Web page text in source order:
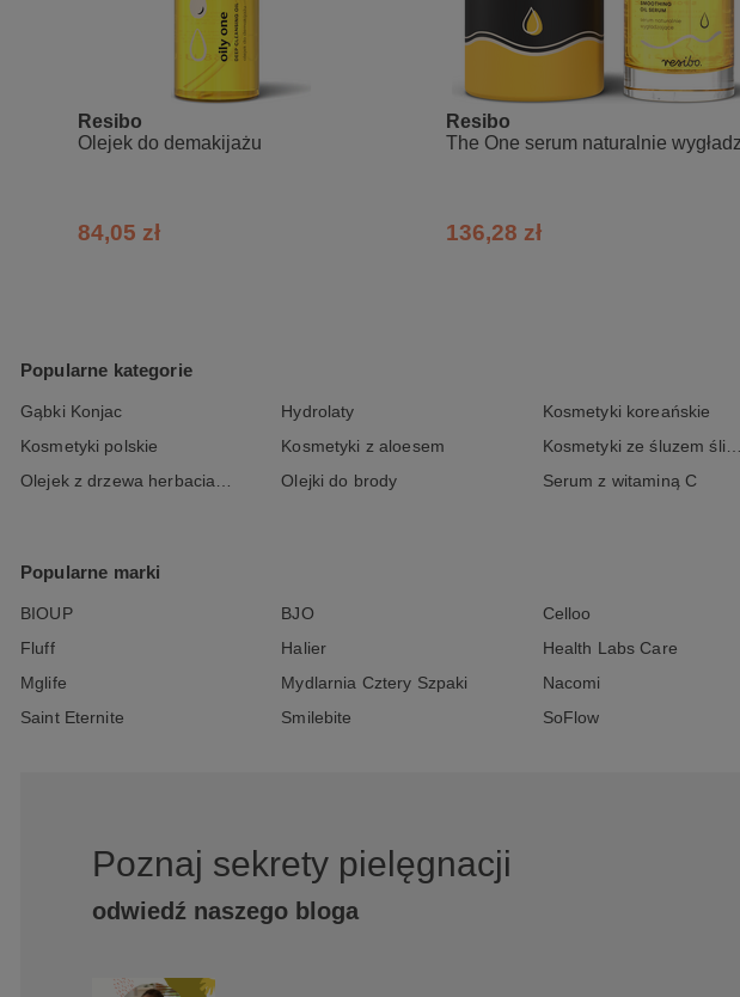
Zea Mays Oil, Tocopherol, Glyceryl Caprylate*, Biosaccharide
Acid, Benzyl Alcohol, Sodium Levulinate, Sodium Anisate,
*składniki posiadające certyfikat naturalności
Resibo
Olejek do demakijażu
84,05 zł
Resibo
The One serum naturalnie
136,28 zł
Popularne kategorie
Gąbki Konjac Hydrolaty Kosmetyki koreańskie
Kosmetyki polskie
Kosmetyki z aloesem Kosmetyki ze śluzem ślimaka
Olejek z drzewa herbacianego
Olejki do brody Serum z witaminą C
Popularne marki
BIOUP BJO Celloo
Fluff
Halier Health Labs Care
Mglife
Mydlarnia Cztery Szpaki Nacomi
Saint Eternite
Smilebite SoFlow
Poznaj sekrety pielęgnacji
odwiedź naszego bloga